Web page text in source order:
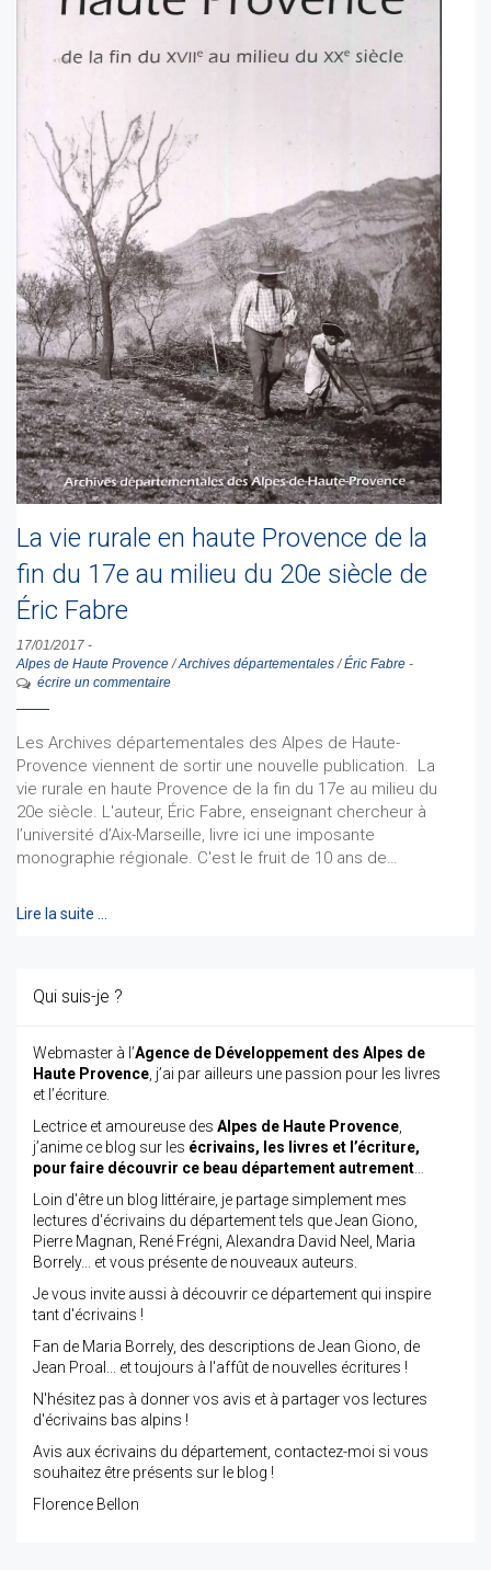
La vie rurale en haute Provence de la
fin du 17e au milieu du 20e siècle de
Éric Fabre
17/01/2017 -
Alpes de Haute Provence /Archives départementales /Éric Fabre -
écrire un commentaire
Les Archives départementales des Alpes de Haute-
Provence viennent de sortir une nouvelle publication. La
vie rurale en haute Provence de la fin du 17e au milieu du
20e siècle. L'auteur, Éric Fabre, enseignant chercheur à
l’université d’Aix-Marseille, livre ici une imposante
monographie régionale. C'est le fruit de 10 ans de…
Lire la suite …
Qui suis-je ?
Webmaster à l’Agence de Développement des Alpes de
Haute Provence , j’ai par ailleurs une passion pour les livres
et l’écriture.
Lectrice et amoureuse des Alpes de Haute Provence
j’anime ce blog sur les écrivains, les livres et l’écriture,
pour faire découvrir ce beau département autrement
Loin d'être un blog littéraire, je partage simplement mes
lectures d'écrivains du département tels que Jean Giono,
Pierre Magnan, René Frégni, Alexandra David Neel, Maria
Borrely... et vous présente de nouveaux auteurs.
Je vous invite aussi à découvrir ce département qui inspire
tant d'écrivains !
Fan de Maria Borrely, des descriptions de Jean Giono, de
Jean Proal... et toujours à l'affût de nouvelles écritures !
N'hésitez pas à donner vos avis et à partager vos lectures
d'écrivains bas alpins !
Avis aux écrivains du département, contactez-moi si vous
souhaitez être présents sur le blog !
Florence Bellon